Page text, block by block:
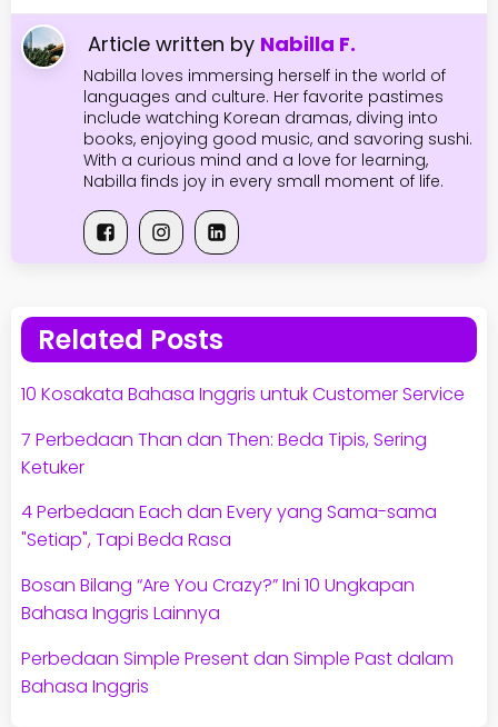
Article written by Nabilla F.
Nabilla loves immersing herself in the world of
languages and culture. Her favorite pastimes
include watching Korean dramas, diving into
books, enjoying good music, and savoring sushi.
With a curious mind and a love for learning,
Nabilla finds joy in every small moment of life.
Related Posts
10 Kosakata Bahasa Inggris untuk Customer Service
7 Perbedaan Than dan Then: Beda Tipis, Sering
Ketuker
4 Perbedaan Each dan Every yang Sama-sama
"Setiap", Tapi Beda Rasa
Bosan Bilang “Are You Crazy?” Ini 10 Ungkapan
Bahasa Inggris Lainnya
Perbedaan Simple Present dan Simple Past dalam
Bahasa Inggris